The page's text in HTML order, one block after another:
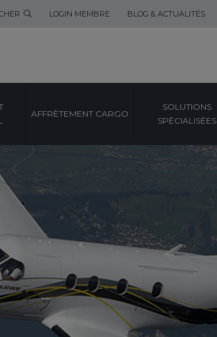
LOGIN MEMBRE BLOG & ACTUALITÉS
AFFRÈTEMENT CARGO
SOLUTIONS
SPÉCIALISÉES